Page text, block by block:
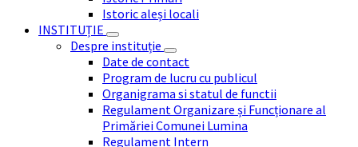
Istoric aleși locali
INSTITUȚIE
Despre instituție
Date de contact
Program de lucru cu publicul
Organigrama si statul de functii
Regulament Organizare și Funcționare al
Primăriei Comunei Lumina
Regulament Intern